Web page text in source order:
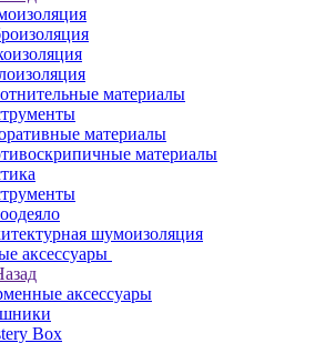
материалы
материалы
материалы
шумоизоляция
аксессуары
аксессуары
Box